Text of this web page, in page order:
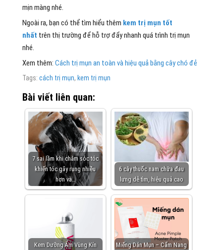
mịn màng nhé.
Ngoài ra, bạn có thể tìm hiểu thêm kem trị mụn tốt
nhất trên thị trường để hỗ trợ đẩy nhanh quá trình trị mụn
nhé.
Xem thêm: Cách trị mụn an toàn và hiệu quả bằng cây chó đẻ
Tags: cách trị mụn, kem trị mụn
Bài viết liên quan:
7 sai lầm khi chăm sóc tóc
khiến tóc gãy rụng nhiều
hơn và…
6 cây thuốc nam chữa đau
lưng dễ tìm, hiệu quả cao
Kem Dưỡng Ẩm Vùng Kín
Miếng Dán Mụn – Cẩm Nang